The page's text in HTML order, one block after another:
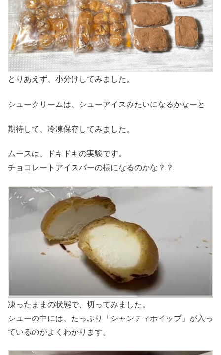
とりあえず、小分けしてみました。
シュークリームは、シューアイスみたいになるかなーと
期待して、冷凍保存してみました。
ムースは、ドキドキの実験です。
チョコレートアイスバーの様になるのかな？？
凍ったままの状態で、切ってみました。
シューの中には、たっぷり「シャンティホイップ」が入っ
ているのがよくわかります。